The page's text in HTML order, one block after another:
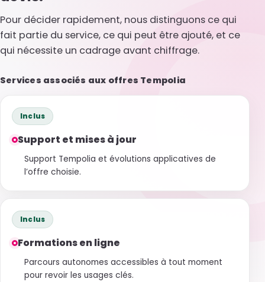
Pour décider rapidement, nous distinguons ce qui
fait partie du service, ce qui peut être ajouté, et ce
qui nécessite un cadrage avant chiffrage.
Services associés aux offres Tempolia
Support et mises à jour
Support Tempolia et évolutions applicatives de
l’offre choisie.
Inclus
Formations en ligne
Parcours autonomes accessibles à tout moment
pour revoir les usages clés.
Inclus